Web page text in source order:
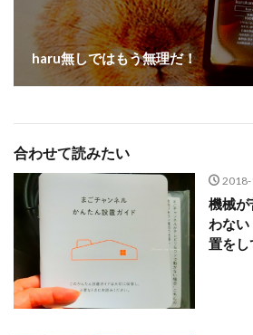
haru無しではもう無理だ！
合わせて読みたい
機械が
わない
置をし